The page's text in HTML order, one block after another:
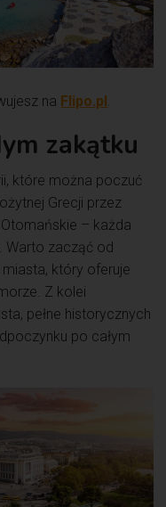
na Flipo.pl
zakątku
które można poczuć
Grecji przez
– każda
Warto zacząć od
który oferuje
Z kolei
pełne historycznych
po całym